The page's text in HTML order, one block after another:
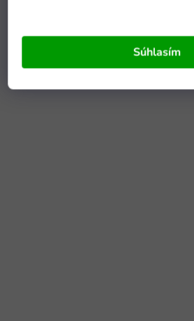
Súhlasím